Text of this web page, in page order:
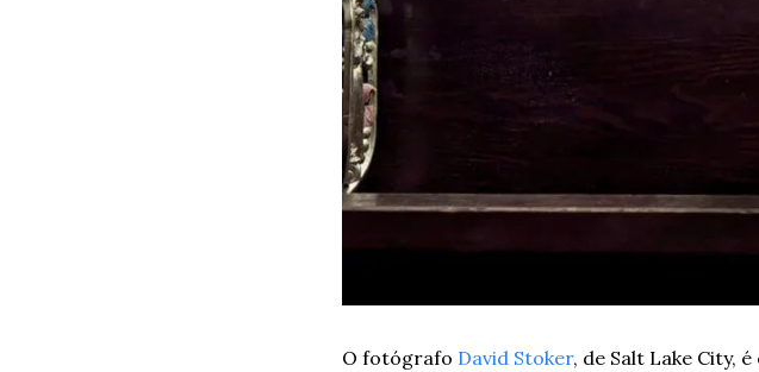
O fotógrafo David Stoker, de Salt Lake City,